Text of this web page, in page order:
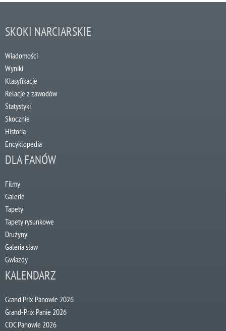
SKOKI NARCIARSKIE
Wiadomości
Wyniki
Klasyfikacje
Relacje z zawodów
Statystyki
Skocznie
Historia
Encyklopedia
DLA FANÓW
Filmy
Galerie
Tapety
Tapety rysunkowe
Drużyny
Galeria sław
Gwiazdy
KALENDARZ
Grand Prix Panowie 2026
Grand-Prix Panie 2026
COC Panowie 2026